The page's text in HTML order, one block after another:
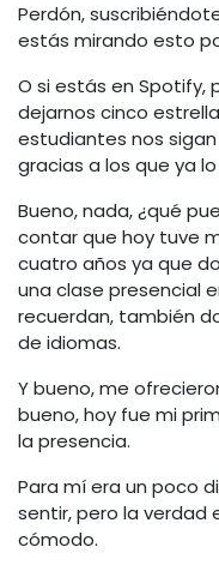
Perdón,
estás mirando esto
O si estás en Spotify,
dejarnos cinco
estudiantes nos
gracias a los que ya
Bueno, nada, ¿qué
contar que hoy tuve
cuatro años ya que
una clase presencial
recuerdan, también
de idiomas.
Y bueno, me
bueno, hoy fue mi
la presencia.
Para mí era un poco
sentir, pero la verdad
cómodo.